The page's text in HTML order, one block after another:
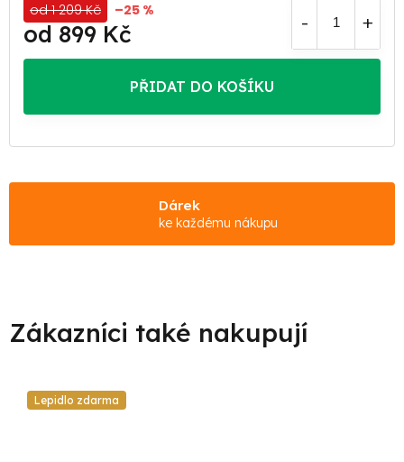
od 1 209 Kč –25 %
od 899 Kč
PŘIDAT DO KOŠÍKU
Dárek
ke každému nákupu
Lepidlo zdarma